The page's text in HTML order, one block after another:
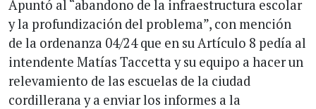
Apuntó al “abandono de la infraestructura escolar
y la profundización del problema”, con mención
de la ordenanza 04/24 que en su Artículo 8 pedía al
intendente Matías Taccetta y su equipo a hacer un
relevamiento de las escuelas de la ciudad
cordillerana y a enviar los informes a la